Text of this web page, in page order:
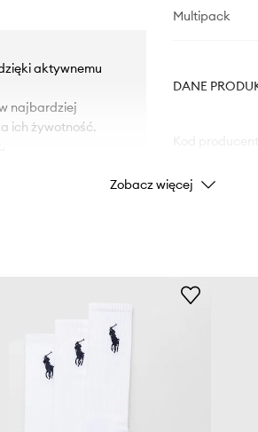
aktywnemu
najbardziej
ich żywotność.
Multipack
DANE
Kolor
Marka
Zobacz więcej